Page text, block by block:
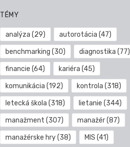
TÉMY
analýza (29) autorotácia (47)
benchmarking (30) diagnostika (77)
financie (64) kariéra (45)
komunikácia (192) kontrola (318)
letecká škola (318) lietanie (344)
manažment (307) manažér(87)
manažérske hry(38) MIS (41)